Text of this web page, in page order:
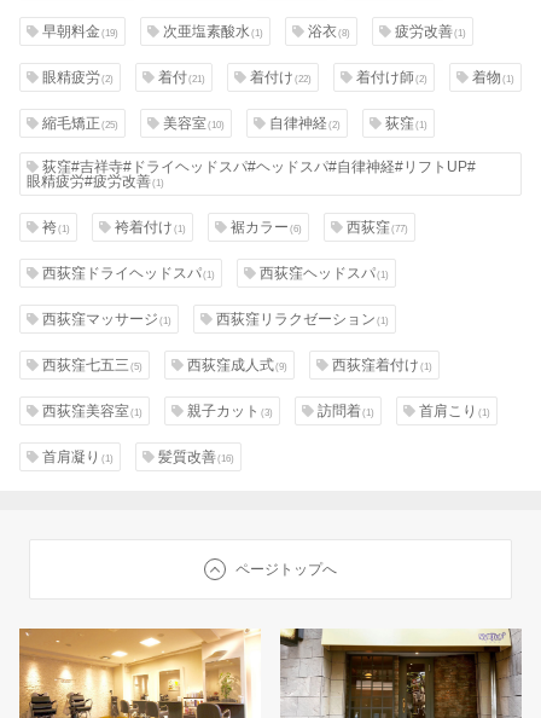
早朝料金(19) 次亜塩素酸水(1) 浴衣(8) 疲労改善(1)
眼精疲労(2) 着付(21) 着付け(22) 着付け師(2) 着物(1)
縮毛矯正(25) 美容室(10) 自律神経(2) 荻窪(1)
荻窪#吉祥寺#ドライヘッドスパ#ヘッドスパ#自律神経#リフトUP#
眼精疲労#疲労改善(1)
袴(1) 袴着付け(1) 裾カラー(6) 西荻窪(77)
西荻窪ドライヘッドスパ(1) 西荻窪ヘッドスパ(1)
西荻窪マッサージ(1) 西荻窪リラクゼーション(1)
西荻窪七五三(5) 西荻窪成人式(9) 西荻窪着付け(1)
西荻窪美容室(1) 親子カット(3) 訪問着(1) 首肩こり(1)
首肩凝り(1) 髪質改善(16)
ページトップへ